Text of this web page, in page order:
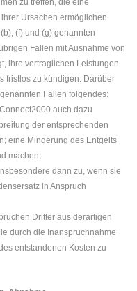
zu treffen, die eine
Ursachen ermöglichen.
(f) und (g) genannten
Fällen mit Ausnahme von
ihre vertraglichen Leistungen
fristlos zu kündigen. Darüber
Fällen folgendes:
auch dazu
der entsprechenden
eine Minderung des Entgelts
machen;
dann zu, wenn sie
in Anspruch
Dritter aus derartigen
durch die Inanspruchnahme
entstandenen Kosten zu